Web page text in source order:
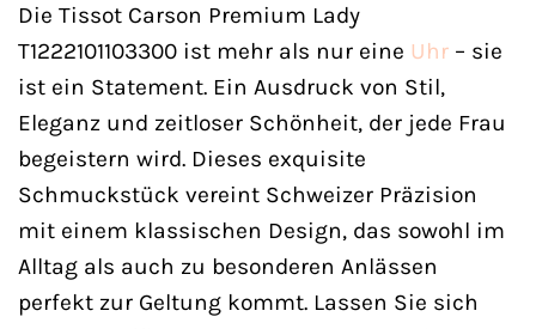
Die Tissot Carson Premium Lady
T1222101103300 ist mehr als nur eine Uhr – sie
ist ein Statement. Ein Ausdruck von Stil,
Eleganz und zeitloser Schönheit, der jede Frau
begeistern wird. Dieses exquisite
Schmuckstück vereint Schweizer Präzision
mit einem klassischen Design, das sowohl im
Alltag als auch zu besonderen Anlässen
perfekt zur Geltung kommt. Lassen Sie sich